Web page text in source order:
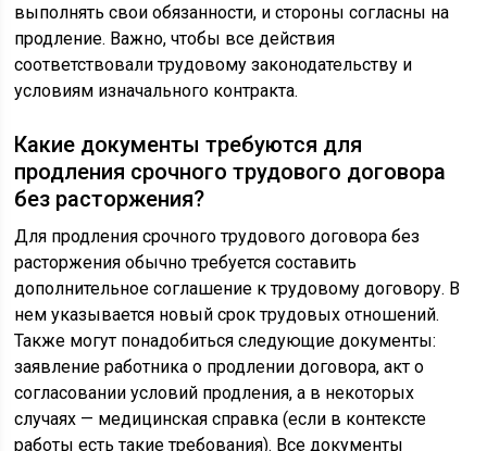
выполнять свои обязанности, и стороны согласны на
продление. Важно, чтобы все действия
соответствовали трудовому законодательству и
условиям изначального контракта.
Какие документы требуются для
продления срочного трудового договора
без расторжения?
Для продления срочного трудового договора без
расторжения обычно требуется составить
дополнительное соглашение к трудовому договору. В
нем указывается новый срок трудовых отношений.
Также могут понадобиться следующие документы:
заявление работника о продлении договора, акт о
согласовании условий продления, а в некоторых
случаях — медицинская справка (если в контексте
работы есть такие требования). Все документы